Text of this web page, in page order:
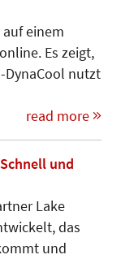
einem
Es zeigt,
DynaCool nutzt
read more
und
Lake
das
und